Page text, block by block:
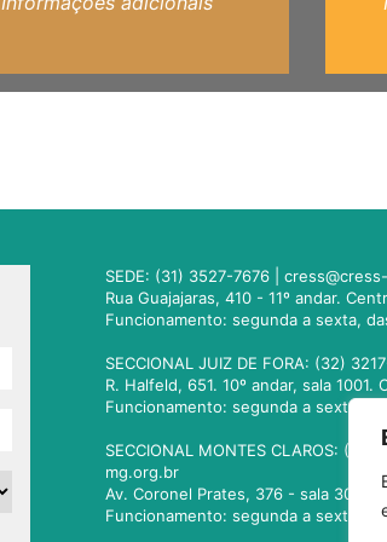
SEDE: (31) 3527-7676 |
Rua Guajajaras, 410 - 11º andar.
Funcionamento: segunda a sexta,
SECCIONAL JUIZ DE FORA: (32)
R. Halfeld, 651. 10º andar, sala
Funcionamento: segunda a sexta,
SECCIONAL MONTES CLAROS:
mg.org.br
Av. Coronel Prates, 376 - sala 301.
Funcionamento: segunda a sexta,